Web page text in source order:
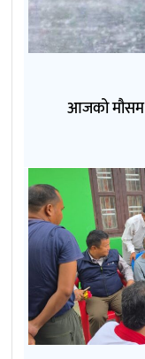
आजको मौसम :